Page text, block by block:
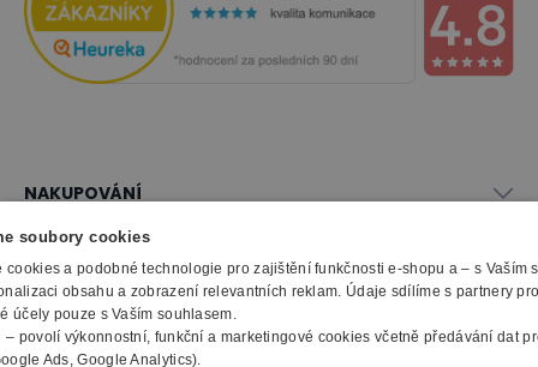
NAKUPOVÁNÍ
Vše o nákupu
Obchodní podmínky
Doprava a montáž
Možnosti platby
Záruka, servis, reklamace
SLUŽBY
Naše katalogy
Reklamační formulář
Výroba kancelářského nábytku
O FIRMĚ
soubory cookies
cookies a podobné technologie pro zajištění funkčnosti e-shopu a – s Vaším
obsahu a zobrazení relevantních reklam. Údaje sdílíme s partnery
účely pouze s Vaším souhlasem.
– povolí výkonnostní, funkční a marketingové cookies včetně předávání dat
Ads, Google Analytics).